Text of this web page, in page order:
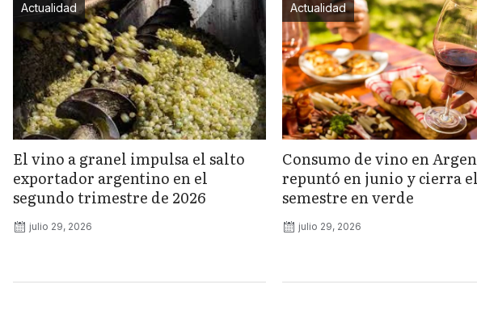
Actualidad
El vino a granel impulsa el salto
exportador argentino en el
segundo trimestre de 2026
julio 29, 2026
Actualidad
Consumo de vino en
repuntó en junio y cierra el
semestre en verde
julio 29, 2026